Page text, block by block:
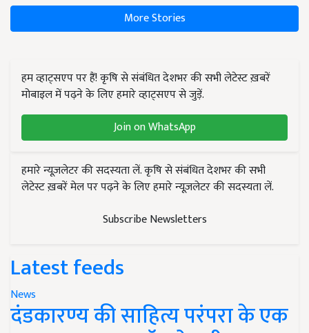
More Stories
हम व्हाट्सएप पर हैं! कृषि से संबंधित देशभर की सभी लेटेस्ट ख़बरें
मोबाइल में पढ़ने के लिए हमारे व्हाट्सएप से जुड़ें.
Join on WhatsApp
हमारे न्यूज़लेटर की सदस्यता लें. कृषि से संबंधित देशभर की सभी
लेटेस्ट ख़बरें मेल पर पढ़ने के लिए हमारे न्यूज़लेटर की सदस्यता लें.
Subscribe Newsletters
Latest feeds
News
दंडकारण्य की साहित्य परंपरा के एक